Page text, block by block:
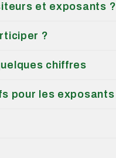
et exposants ?
?
chiffres
pour les exposants